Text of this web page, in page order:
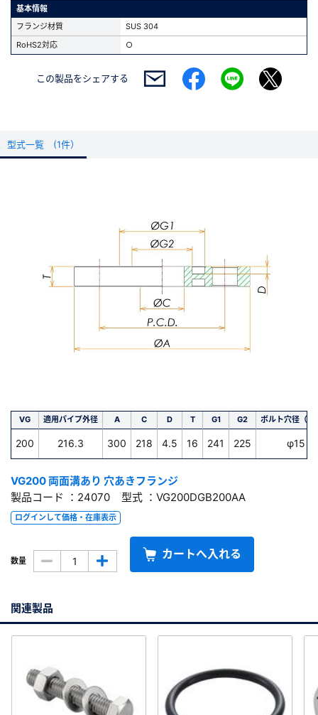
基本情報
フランジ材質
SUS 304
RoHS2対応
○
この製品をシェアする
型式一覧 (1件）
VG 適用パイプ外径 A C D T G1 G2 ボルト穴径（深
200 216.3 300 218 4.5 16 241 225 φ15
VG200 両面溝あり 穴あきフランジ
製品コード ：24070 型式 ：VG200DGB200AA
ログインして価格・在庫表示
数量 カートへ入れる
関連製品